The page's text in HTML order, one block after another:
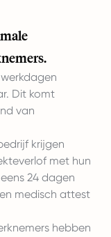
Dit komt
van
krijgen
met hun
24 dagen
medisch attest
hebben